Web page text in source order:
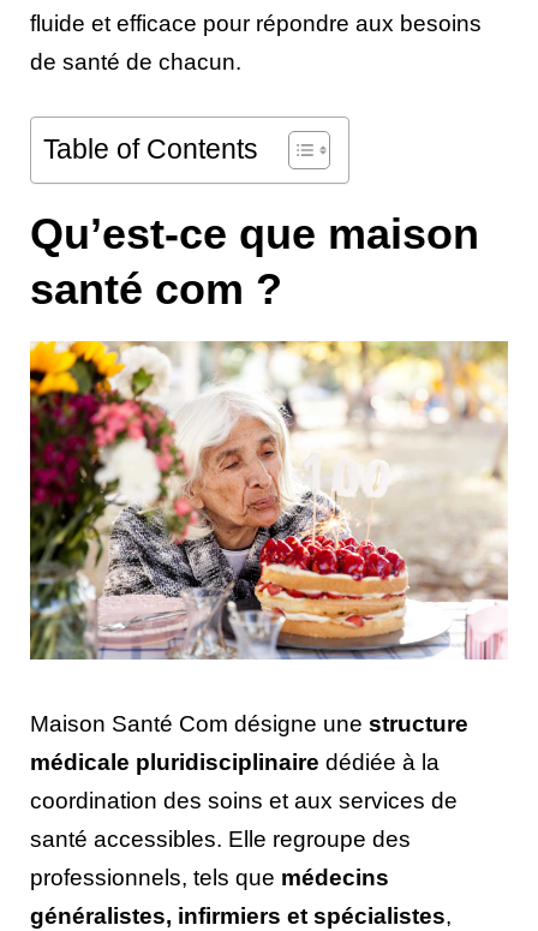
fluide et efficace pour répondre aux besoins
de santé de chacun.
Table of Contents
Qu’est-ce que maison
santé com ?
Maison Santé Com désigne une structure
médicale pluridisciplinaire dédiée à la
coordination des soins et aux services de
santé accessibles. Elle regroupe des
professionnels, tels que médecins
généralistes, infirmiers et spécialistes,